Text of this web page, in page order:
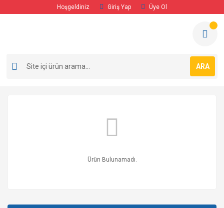
Hoşgeldiniz Giriş Yap Üye Ol
ARA
Ürün Bulunamadı.